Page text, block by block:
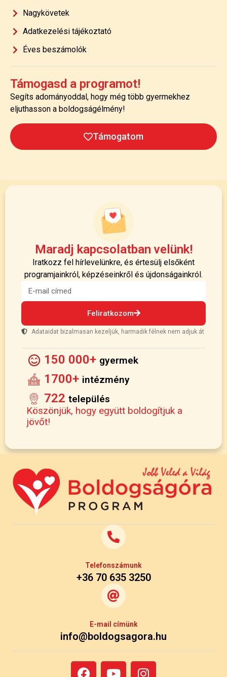
Nagykövetek
Adatkezelési tájékoztató
Éves beszámolók
Támogasd a programot!
Segíts adományoddal, hogy még több gyermekhez
eljuthasson a boldogságélmény!
Támogatom
Maradj kapcsolatban velünk!
Iratkozz fel hírlevelünkre, és értesülj elsőként
programjainkról, képzéseinkről és újdonságainkról.
Feliratkozom
Adataidat bizalmasan kezeljük, harmadik félnek nem adjuk át
150 000+ gyermek
1700+ intézmény
722 település
Köszönjük, hogy együtt boldogítjuk a
jövőt!
Telefonszámunk
+36 70 635 3250
E-mail címünk
info@boldogsagora.hu